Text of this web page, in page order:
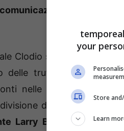
via mail, le
Clodio sui conti
delle truffe, inviate
nelle disponibilità dei
dei proventi della
Larry Brooks sarebbe
your
Store
Learn